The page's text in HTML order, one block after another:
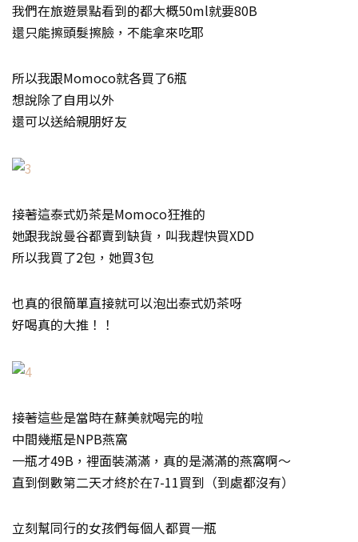
我們在旅遊景點看到的都大概50ml就要80B
還只能擦頭髮擦臉，不能拿來吃耶
所以我跟Momoco就各買了6瓶
想說除了自用以外
還可以送給親朋好友
接著這泰式奶茶是Momoco狂推的
她跟我說曼谷都賣到缺貨，叫我趕快買XDD
所以我買了2包，她買3包
也真的很簡單直接就可以泡出泰式奶茶呀
好喝真的大推！！
接著這些是當時在蘇美就喝完的啦
中間幾瓶是NPB燕窩
一瓶才49B，裡面裝滿滿，真的是滿滿的燕窩啊～
直到倒數第二天才終於在7-11買到（到處都沒有）
立刻幫同行的女孩們每個人都買一瓶